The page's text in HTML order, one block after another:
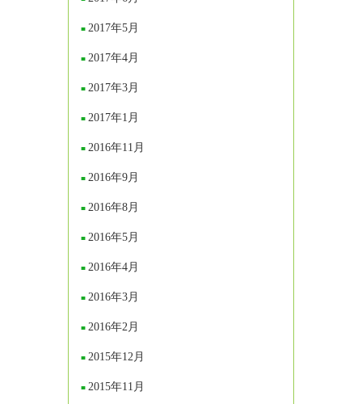
2017年5月
2017年4月
2017年3月
2017年1月
2016年11月
2016年9月
2016年8月
2016年5月
2016年4月
2016年3月
2016年2月
2015年12月
2015年11月